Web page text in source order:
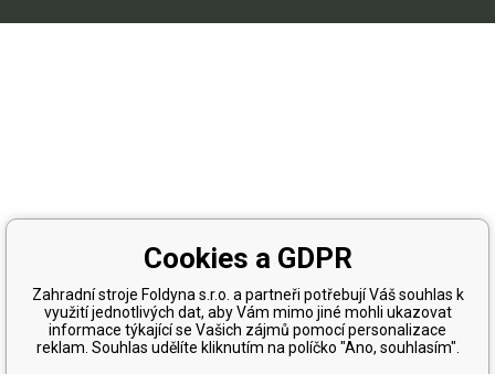
Cookies a GDPR
Zahradní stroje Foldyna s.r.o. a partneři potřebují Váš souhlas k
využití jednotlivých dat, aby Vám mimo jiné mohli ukazovat
informace týkající se Vašich zájmů pomocí personalizace
reklam. Souhlas udělíte kliknutím na políčko "Ano, souhlasím".